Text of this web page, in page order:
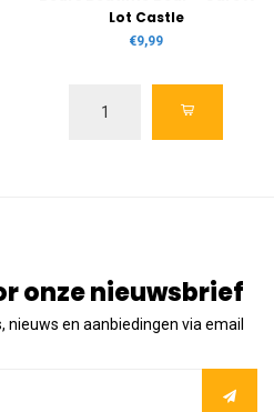
Lot Castle
€9,99
onze nieuwsbrief
en aanbiedingen via email